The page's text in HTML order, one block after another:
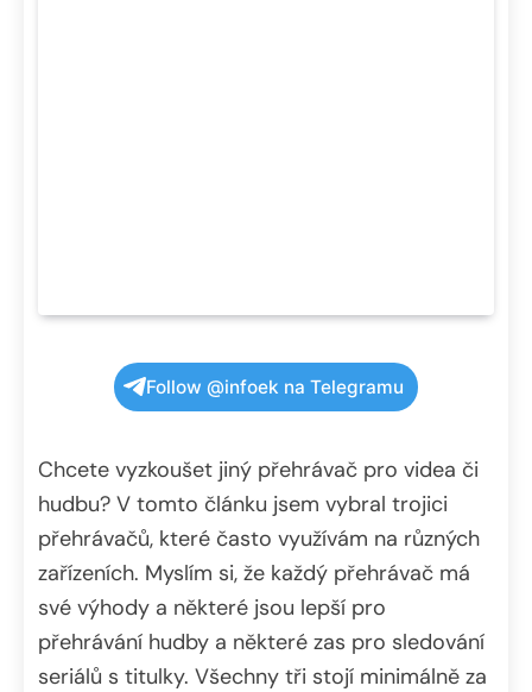
Follow @infoek na Telegramu
Chcete vyzkoušet jiný přehrávač pro videa či
hudbu? V tomto článku jsem vybral trojici
přehrávačů, které často využívám na různých
zařízeních. Myslím si, že každý přehrávač má
své výhody a některé jsou lepší pro
přehrávání hudby a některé zas pro sledování
seriálů s titulky. Všechny tři stojí minimálně za